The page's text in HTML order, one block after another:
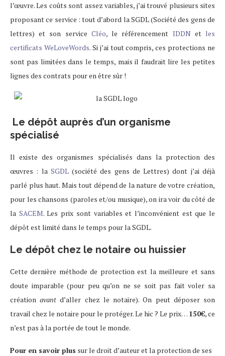
l’œuvre. Les coûts sont assez variables, j’ai trouvé plusieurs sites
proposant ce service : tout d’abord la SGDL (Société des gens de
lettres) et son service Cléo, le référencement IDDN et les
certificats WeLoveWords. Si j’ai tout compris, ces protections ne
sont pas limitées dans le temps, mais il faudrait lire les petites
lignes des contrats pour en être sûr !
Le dépôt auprès d’un organisme
spécialisé
Il existe des organismes spécialisés dans la protection des
œuvres : la SGDL(société des gens de Lettres) dont j’ai déjà
parlé plus haut. Mais tout dépend de la nature de votre création,
pour les chansons (paroles et/ou musique), on ira voir du côté de
la SACEM. Les prix sont variables et l’inconvénient est que le
dépôt est limité dans le temps pour la SGDL.
Le dépôt chez le notaire ou huissier
Cette dernière méthode de protection est la meilleure et sans
doute imparable (pour peu qu’on ne se soit pas fait voler sa
créationavant d’aller chez le notaire). On peut déposer son
travail chez le notaire pour le protéger. Le hic ? Le prix… 150€, ce
n’est pas à la portée de tout le monde.
Pour en savoir plus sur le droit d’auteur et la protection de ses